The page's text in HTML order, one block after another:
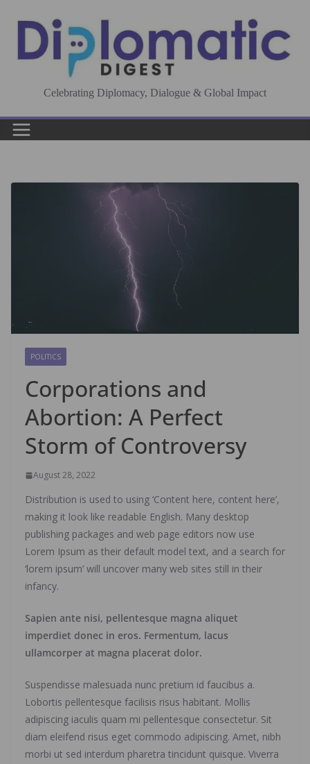
content
Celebrating Diplomacy, Dialogue & Global Impact
POLITICS
Corporations and
Abortion: A Perfect
Storm of Controversy
August 28, 2022
Distribution is used to using ‘Content here, content here’,
making it look like readable English. Many desktop
publishing packages and web page editors now use
Lorem Ipsum as their default model text, and a search for
‘lorem ipsum’ will uncover many web sites still in their
infancy.
Sapien ante nisi, pellentesque magna aliquet
imperdiet donec in eros. Fermentum, lacus
ullamcorper at magna placerat dolor.
Suspendisse malesuada nunc pretium id faucibus a.
Lobortis pellentesque facilisis risus habitant. Mollis
adipiscing iaculis quam mi pellentesque consectetur. Sit
diam eleifend risus eget commodo adipiscing. Amet, nibh
morbi ut sed interdum pharetra tincidunt quisque. Viverra